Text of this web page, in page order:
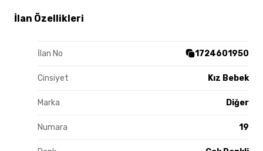
İlan Özellikleri
İlan No 1724601950
Cinsiyet Kız Bebek
Marka Diğer
Numara 19